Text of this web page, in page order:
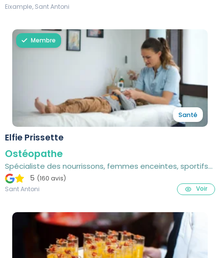
Eixample, Sant Antoni
Membre
Santé
Elfie Prissette
Ostéopathe
Spécialiste des nourrissons, femmes enceintes, sportifs
et adult
5 (160 avis)
Sant Antoni
Voir